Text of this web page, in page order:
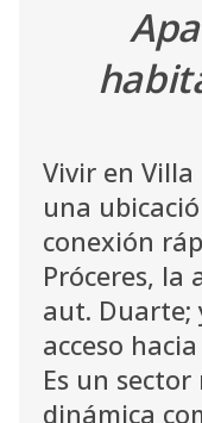
Vivir en
una
conexión
Próceres, la
aut. Duarte;
acceso
Es un
dinámica